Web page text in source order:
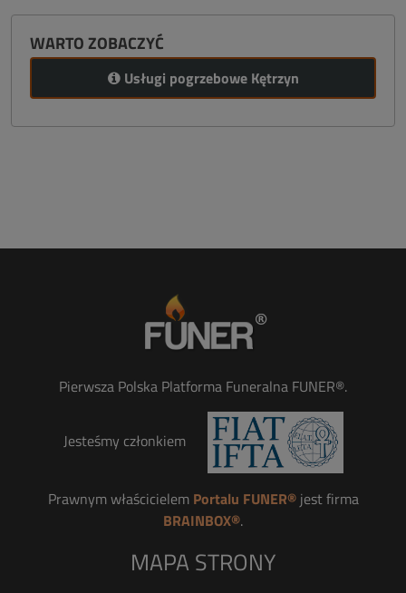
WARTO ZOBACZYĆ
Usługi pogrzebowe Kętrzyn
Pierwsza Polska Platforma Funeralna FUNER®.
Jesteśmy członkiem
Prawnym właścicielem Portalu FUNER®jest firma
BRAINBOX®.
MAPA STRONY